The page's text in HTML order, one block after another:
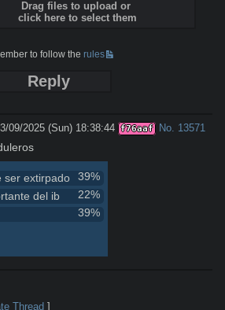
Drag files to upload or
click here to select them
to follow therules
Reply
09/2025 (Sun) 18:38:44 f76aaf No. 13571
39%
ser extirpado
22%
del ib
39%
Thread ]